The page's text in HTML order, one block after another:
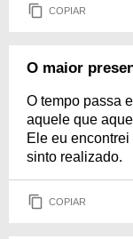
COPIAR
O maior
O tempo passa
aquele que
Ele eu
sinto realizado.
COPIAR